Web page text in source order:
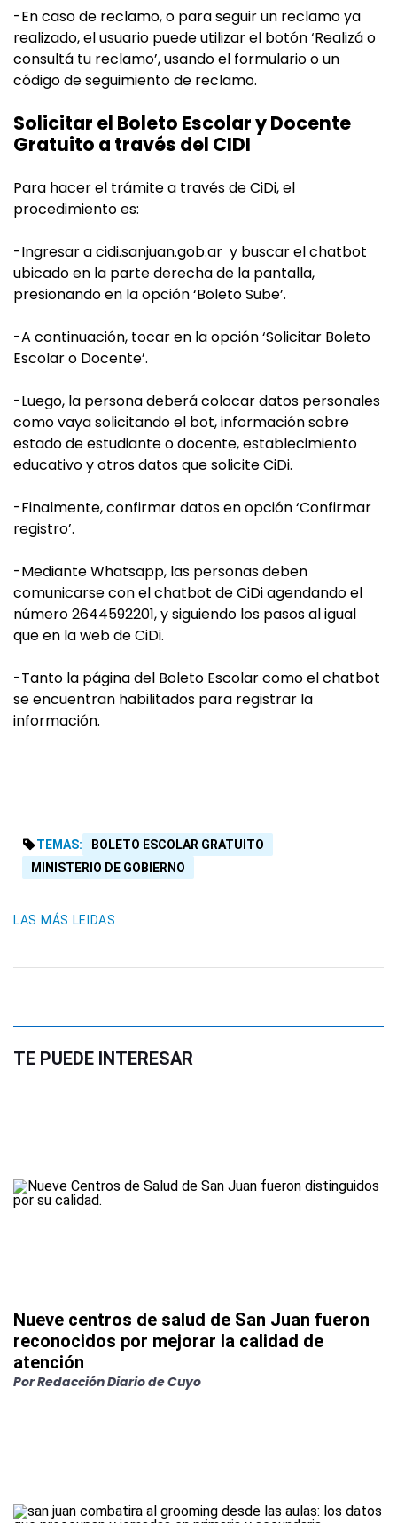
-En caso de reclamo, o para seguir un reclamo ya
realizado, el usuario puede utilizar el botón ‘Realizá o
consultá tu reclamo’, usando el formulario o un
código de seguimiento de reclamo.
Solicitar el Boleto Escolar y Docente
Gratuito a través del CIDI
Para hacer el trámite a través de CiDi, el
procedimiento es:
-Ingresar a cidi.sanjuan.gob.ar y buscar el chatbot
ubicado en la parte derecha de la pantalla,
presionando en la opción ‘Boleto Sube’.
-A continuación, tocar en la opción ‘Solicitar Boleto
Escolar o Docente’.
-Luego, la persona deberá colocar datos personales
como vaya solicitando el bot, información sobre
estado de estudiante o docente, establecimiento
educativo y otros datos que solicite CiDi.
-Finalmente, confirmar datos en opción ‘Confirmar
registro’.
-Mediante Whatsapp, las personas deben
comunicarse con el chatbot de CiDi agendando el
número 2644592201, y siguiendo los pasos al igual
que en la web de CiDi.
-Tanto la página del Boleto Escolar como el chatbot
se encuentran habilitados para registrar la
información.
TEMAS:
BOLETO ESCOLAR GRATUITO
MINISTERIO DE GOBIERNO
LAS MÁS LEIDAS
TE PUEDE INTERESAR
Nueve centros de salud de San Juan fueron
reconocidos por mejorar la calidad de
atención
PorRedacción Diario de Cuyo